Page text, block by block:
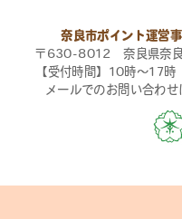
奈良市ポイント運営
〒630-8012 奈良県奈
【受付時間】10時〜17
メールでのお問い合わ